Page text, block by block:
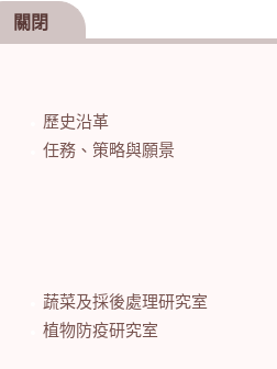
關閉
歷史沿革
任務、策略與願景
蔬菜及採後處理研究室
植物防疫研究室